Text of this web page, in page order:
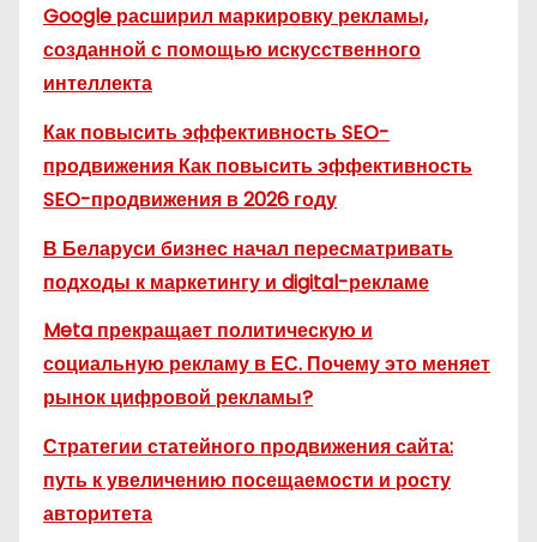
Google расширил маркировку рекламы,
созданной с помощью искусственного
интеллекта
Как повысить эффективность SEO-
продвижения Как повысить эффективность
SEO-продвижения в 2026 году
В Беларуси бизнес начал пересматривать
подходы к маркетингу и digital-рекламе
Meta прекращает политическую и
социальную рекламу в ЕС. Почему это меняет
рынок цифровой рекламы?
Стратегии статейного продвижения сайта:
путь к увеличению посещаемости и росту
авторитета